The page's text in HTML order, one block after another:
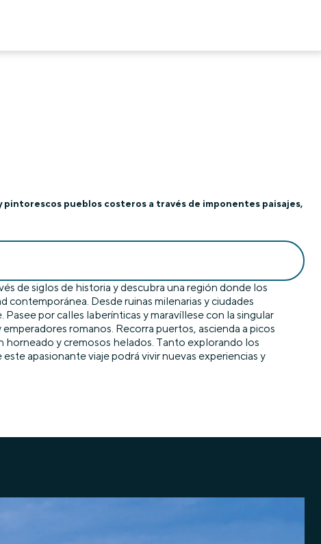
pintorescos pueblos costeros a través de imponentes paisajes,
de siglos de historia y descubra una región donde los
Desde ruinas milenarias y ciudades
por calles laberínticas y maravíllese con la singular
romanos. Recorra puertos, ascienda a picos
horneado y cremosos helados. Tanto explorando los
apasionante viaje podrá vivir nuevas experiencias y